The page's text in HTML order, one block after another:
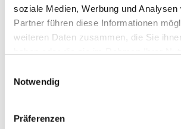
soziale Medien, Werbung und Analysen
Partner führen diese Informationen
weiteren Daten zusammen, die Sie
Notwendig
Präferenzen